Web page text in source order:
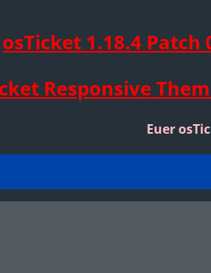
osTicket 1.18.4 Patch
Responsive
Euer